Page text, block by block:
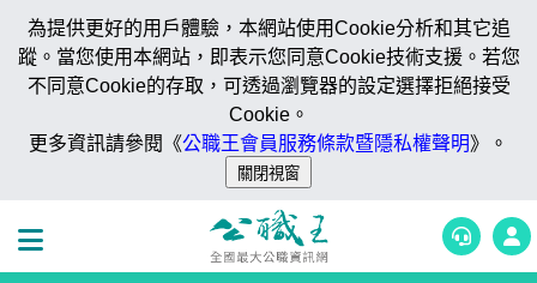
為提供更好的用戶體驗，本網站使用Cookie分析和其它追
蹤。當您使用本網站，即表示您同意Cookie技術支援。若您
不同意Cookie的存取，可透過瀏覽器的設定選擇拒絕接受
Cookie。
更多資訊請參閱《公職王會員服務條款暨隱私權聲明》。